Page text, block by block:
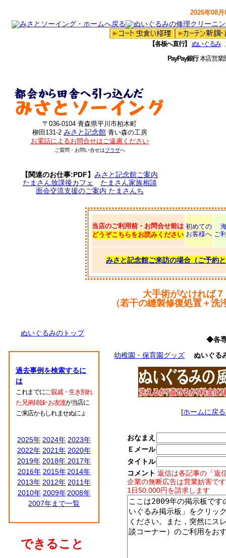
2026年08
【各板へ直行】 ぬいぐるみ
PayPay銀行本店営
〒036-0104 青森県平川市柏木町
柳田131-2 みさと記念館 青い森の工房
お電話によるお問合せはご遠慮ください
ご質問・お問い合せはプラザへ
【関連のお仕事:PDF】みさと記念館ご案内
たまさん放課後カフェ
たまさん家族相談
面会交流支援のご案内 たまさんち
当店のご利用前・お問合せ前は
どうぞこちらをお読みください
初めての
お客様へ ご
みさと記念館ご来訪の場合（ご予約
大手術がなければ
（若干の縫製修復処置＋
ぬいぐるみのトップ
過去事例を検索するに
は
これまでにご親戚・生き別れ
た兄弟姉妹･お友達が当店に
ご来店かもしれませぬにょ
2025年 2024年 2023年
2022年 2021年 2020年
2019年 2018年 2017年
2016年 2015年 2014年
2013年 2012年 2011年
2010年 2009年 2008年
2007年まで一覧
できること
◆各
幼稚園・保育園グッズ
ぬいぐる
[ホームに戻る
おなまえ
Ｅメール
タイトル
コメント 返信は各記事の「返
企業の無断広告は営業妨害で
1日50,000円を請求します